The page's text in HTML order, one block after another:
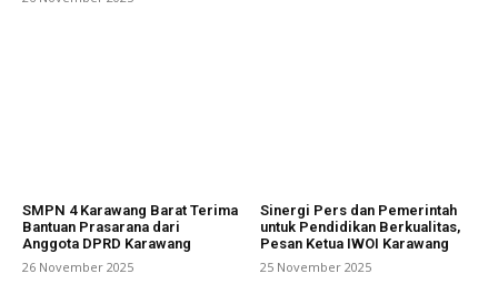
SMPN 4 Karawang Barat Terima
Bantuan Prasarana dari
Anggota DPRD Karawang
26 November 2025
Sinergi Pers dan Pemerintah
untuk Pendidikan Berkualitas,
Pesan Ketua IWOI Karawang
25 November 2025